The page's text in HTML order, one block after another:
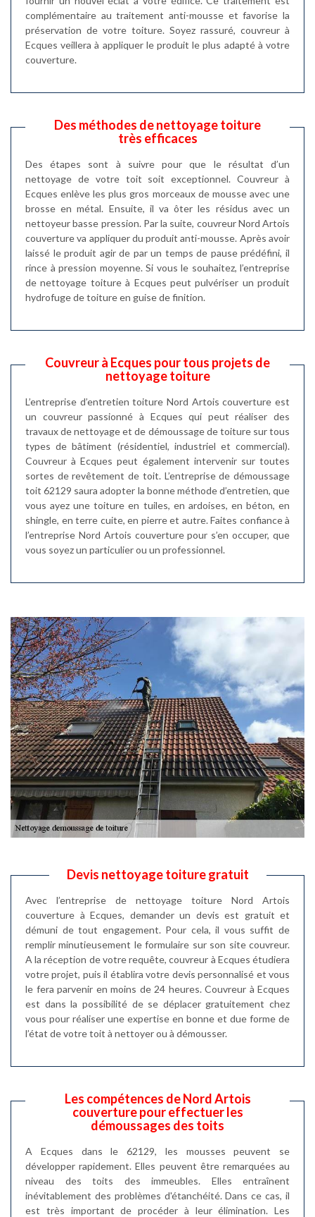
complémentaire au traitement anti-mousse et favorise la
préservation de votre toiture. Soyez rassuré, couvreur à
Ecques veillera à appliquer le produit le plus adapté à votre
couverture.
Des méthodes de nettoyage toiture
très efficaces
Des étapes sont à suivre pour que le résultat d’un
nettoyage de votre toit soit exceptionnel. Couvreur à
Ecques enlève les plus gros morceaux de mousse avec une
brosse en métal. Ensuite, il va ôter les résidus avec un
nettoyeur basse pression. Par la suite, couvreur Nord Artois
couverture va appliquer du produit anti-mousse. Après avoir
laissé le produit agir de par un temps de pause prédéfini, il
rince à pression moyenne. Si vous le souhaitez, l’entreprise
de nettoyage toiture à Ecques peut pulvériser un produit
hydrofuge de toiture en guise de finition.
Couvreur à Ecques pour tous projets de
nettoyage toiture
L’entreprise d’entretien toiture Nord Artois couverture est
un couvreur passionné à Ecques qui peut réaliser des
travaux de nettoyage et de démoussage de toiture sur tous
types de bâtiment (résidentiel, industriel et commercial).
Couvreur à Ecques peut également intervenir sur toutes
sortes de revêtement de toit. L’entreprise de démoussage
toit 62129 saura adopter la bonne méthode d’entretien, que
vous ayez une toiture en tuiles, en ardoises, en béton, en
shingle, en terre cuite, en pierre et autre. Faites confiance à
l’entreprise Nord Artois couverture pour s’en occuper, que
vous soyez un particulier ou un professionnel.
Devis nettoyage toiture gratuit
Avec l’entreprise de nettoyage toiture Nord Artois
couverture à Ecques, demander un devis est gratuit et
démuni de tout engagement. Pour cela, il vous suffit de
remplir minutieusement le formulaire sur son site couvreur.
A la réception de votre requête, couvreur à Ecques étudiera
votre projet, puis il établira votre devis personnalisé et vous
le fera parvenir en moins de 24 heures. Couvreur à Ecques
est dans la possibilité de se déplacer gratuitement chez
vous pour réaliser une expertise en bonne et due forme de
l’état de votre toit à nettoyer ou à démousser.
Les compétences de Nord Artois
couverture pour effectuer les
démoussages des toits
A Ecques dans le 62129, les mousses peuvent se
développer rapidement. Elles peuvent être remarquées au
niveau des toits des immeubles. Elles entraînent
inévitablement des problèmes d'étanchéité. Dans ce cas, il
est très important de procéder à leur élimination. Les